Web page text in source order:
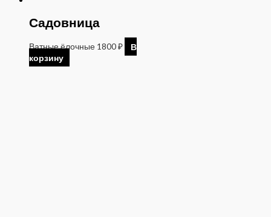
Садовница
Ватные ёлочные 1800₽
В
корзину